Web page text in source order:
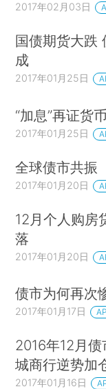
2017年02月03日
国债期货大跌
成
2017年01月25日
“加息”再证货
2017年01月25日
全球债市共振
2017年01月20日
12月个人购房
落
2017年01月20日
债市为何再次
2017年01月17日
2016年12月
城商行逆势加
2017年01月16日